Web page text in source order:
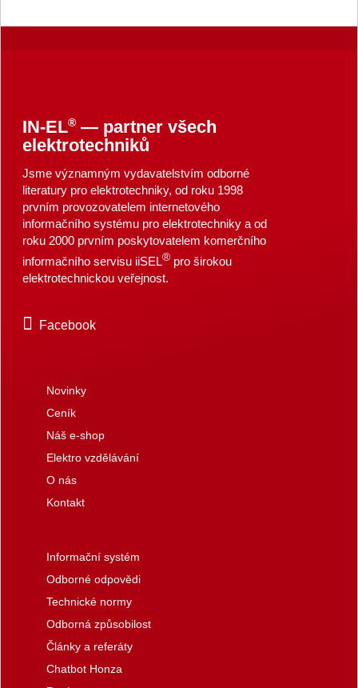
IN-EL®— partner všech
elektrotechniků
Jsme významným vydavatelstvím odborné
literatury pro elektrotechniky, od roku 1998
prvním provozovatelem internetového
informačního systému pro elektrotechniky a od
roku 2000 prvním poskytovatelem komerčního
informačního servisu iiSEL®pro širokou
elektrotechnickou veřejnost.
Facebook
Novinky
Ceník
Náš e-shop
Elektro vzdělávání
O nás
Kontakt
Informační systém
Odborné odpovědi
Technické normy
Odborná způsobilost
Články a referáty
Chatbot Honza